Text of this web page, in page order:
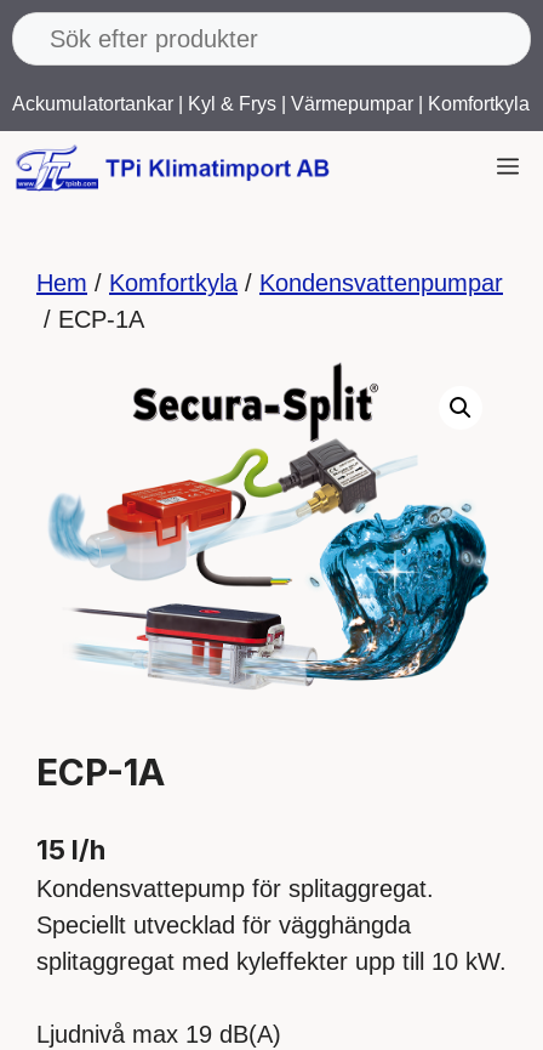
Hoppa
till
innehåll
Ackumulatortankar Kyl & Frys Värmepumpar Komfortkyla
Hem / Komfortkyla / Kondensvattenpumpar
/ ECP-1A
ECP-1A
15 l/h
Kondensvattepump för splitaggregat.
Speciellt utvecklad för vägghängda
splitaggregat med kyleffekter upp till 10 kW.
Ljudnivå max 19 dB(A)